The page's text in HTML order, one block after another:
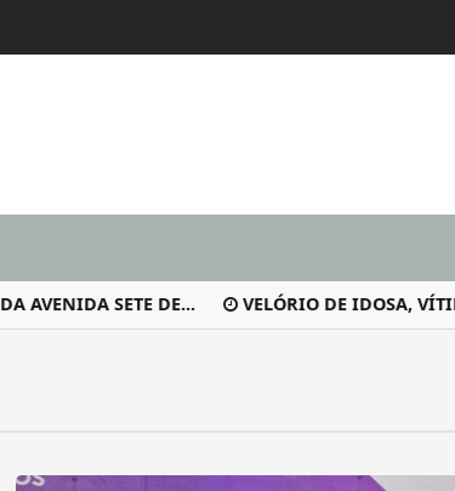
SETE DE... VELÓRIO DE IDOSA,